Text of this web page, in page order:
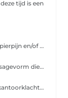
Hier leggen we de focus op knopen, stijfheid, spierpijn en/of gebieden waar wij andere knelpunten ontdekken. Deze massage wordt uitgevoerd in een hoger tempo. Hierbij worden veel rek en strek technieken gebruikt. Wanneer boek je een sportmassage? Indien er een onbalans ontstaat in het lichaam, door overbelasting kunnen er een aantal reacties ontstaan, zoals spierpijn, vermoeidheid, een minder goede doorbloeding, stijfheid en verhoogde spanning. Een sportmassage kan deze reacties wegnemen of verminderen. Een sportmassage is dus in de eerste plaats gericht om sporters weer fit te krijgen, maar kan ook ontspannend werken. Daarom kan het ook geschikt zijn voor niet sporters. Bij het toepassen van een sportmassage door een sportmasseur worden de volgende processen in gang gezet: In de huid en spieren gaan de haarvaten open staan, wat de doorbloeding aanzienlijk verbetert. Door deze betere doorbloeding worden afvalstoffen beter afgevoerd en kan spierpijn voorkomen worden. Zuurstof en andere voedingsstoffen weten de spieren beter te bereiken en helpen bij het herstel en opbouw De spierspanning neemt af door de inwendige druk van de massage.
Een deep tissue massage is een krachtige massagevorm die een diepe uitwerking heeft op het lichaam. Tijdens deze massage gaat de aandacht vooral naar de spieren. Maar een Deep Tissue massage richt zich niet per se alleen op de spieren, maar vooral op het bindweefsel rondom uw spieren. Wanneer boek je een deep tissue massage? Zit je gedurende een langere tijd in een slechte houding. Last van stress, zorgen, angst, ongerustheid of frustratie. Dan ben je onopgemerkt je spieren aan het verkrampen! Ook kan je last krijgen van het bindweefsel i.c.m. lange autoritten of gebrek aan beweging. Het bindweefsel zorgt er dan voor dat het zich tussen de spieren ophoopt. hiervan kan je spierknopen, spierpijn of stijfheid ervaren. Indien dit voor komt, is het de moeite waard om het bindweefsel met een deep tissue massage los te masseren, zodat er weer meer ruimte vrijkomt en je spieren soepeler worden.
Voor vastzittende spieren, knopen, stijve nek, kantoorklachten. Deze massage wordt gegeven op een rustig tempo, maar is stevig op de focusgebieden. Hier leggen wij de focus op knopen, stijfheid, spierpijn en/of gebieden waar wij zelf andere knelpunten ontdekken. Technieken die worden toegepast zijn: Deep Muscular Technique (DMT), Tuina, Shiatsu, Pijit en Zweedse massage. Bindweefsel en cuppingmassage wordt ook regelmatig toegepast!